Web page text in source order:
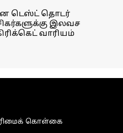
டெஸ்ட் தொடர்
இலவச
வாரியம்
கொள்கை